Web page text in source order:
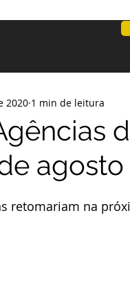
agosto
2020 1 min de leitura
retomariam na